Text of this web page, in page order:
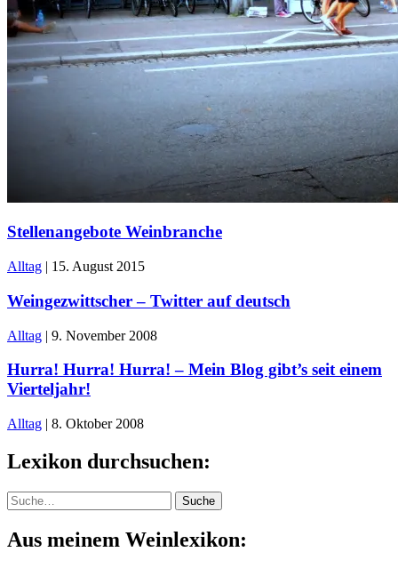
Stellenangebote Weinbranche
Alltag | 15. August 2015
Weingezwittscher – Twitter auf deutsch
Alltag | 9. November 2008
Hurra! Hurra! Hurra! – Mein Blog gibt’s seit einem
Vierteljahr!
Alltag | 8. Oktober 2008
Lexikon durchsuchen:
Suche Suche
Aus meinem Weinlexikon: